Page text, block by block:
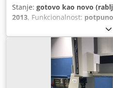
Stanje: gotovo kao novo
2013, Funkcionalnost:
, doseg ruke:
cijene – zajamčena prodaja
prijenosno računalo i softver
KARAKTERISTIKE FP2 paket
za mjerenje: PCdemis (2016)
6800 s 17-inčnim zaslonom i